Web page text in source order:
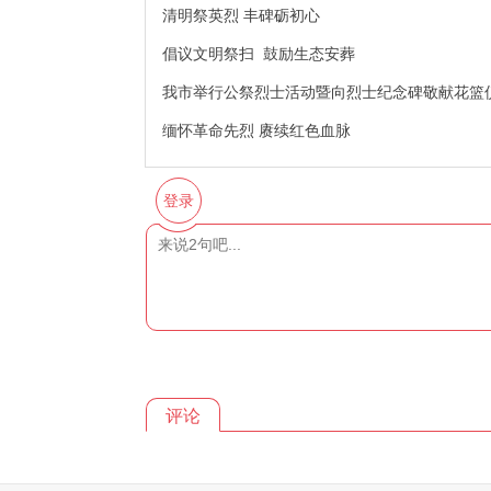
清明祭英烈 丰碑砺初心
倡议文明祭扫 鼓励生态安葬
我市举行公祭烈士活动暨向烈士纪念碑敬献花篮
缅怀革命先烈 赓续红色血脉
登录
评论